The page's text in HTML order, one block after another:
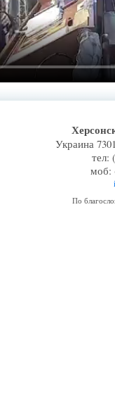
Украина
тел:
моб:
По